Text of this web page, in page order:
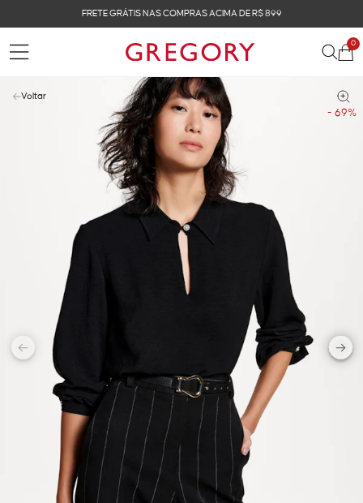
FRETE GRÁTIS NAS COMPRAS ACIMA DE R$ 899
0
- 69%
Voltar